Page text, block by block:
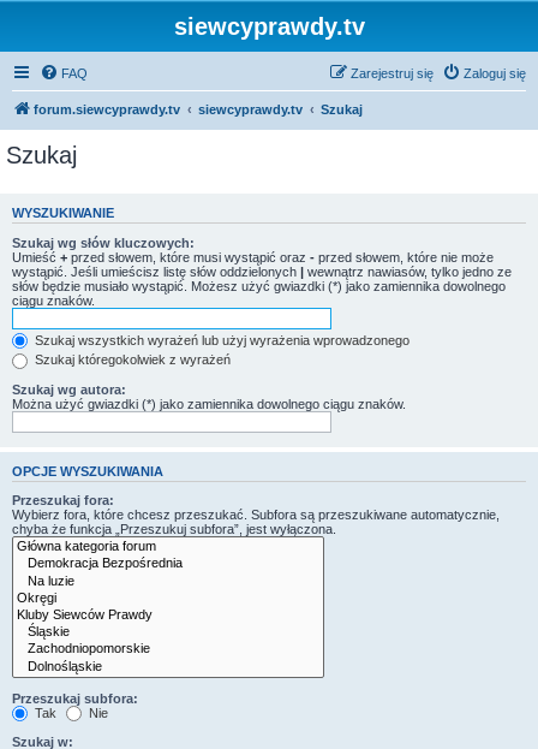
siewcyprawdy.tv
FAQ Zaloguj się
Zarejestruj się
forum.siewcyprawdy.tv siewcyprawdy.tv Szukaj
Szukaj
WYSZUKIWANIE
Szukaj wg słów kluczowych:
Umieść + przed słowem, które musi wystąpić oraz - przed słowem, które nie może
wystąpić. Jeśli umieścisz listę słów oddzielonych | wewnątrz nawiasów, tylko jedno ze
słów będzie musiało wystąpić. Możesz użyć gwiazdki (*) jako zamiennika dowolnego
ciągu znaków.
Szukaj wszystkich wyrażeń lub użyj wyrażenia wprowadzonego
Szukaj któregokolwiek z wyrażeń
Szukaj wg autora:
Można użyć gwiazdki (*) jako zamiennika dowolnego ciągu znaków.
OPCJE WYSZUKIWANIA
Przeszukaj fora:
Wybierz fora, które chcesz przeszukać. Subfora są przeszukiwane automatycznie,
chyba że funkcja „Przeszukuj subfora”, jest wyłączona.
Przeszukaj subfora:
Tak
Nie
Szukaj w: